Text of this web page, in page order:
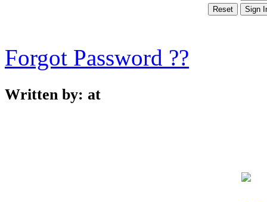
Forgot Password ??
Written by: at